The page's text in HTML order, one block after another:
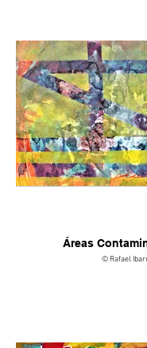
Áreas
© Rafael